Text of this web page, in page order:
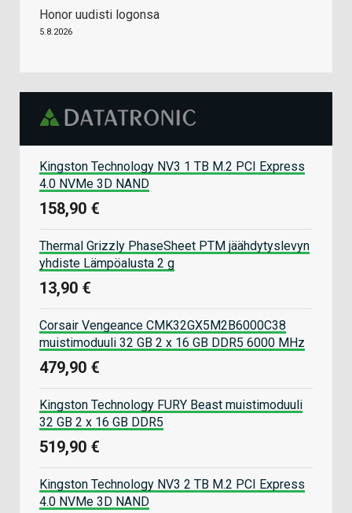
Honor uudisti logonsa
5.8.2026
Kingston Technology NV3 1 TB M.2 PCI Express
4.0 NVMe 3D NAND
158,90 €
Thermal Grizzly PhaseSheet PTM jäähdytyslevyn
yhdiste Lämpöalusta 2 g
13,90 €
Corsair Vengeance CMK32GX5M2B6000C38
muistimoduuli 32 GB 2 x 16 GB DDR5 6000 MHz
479,90 €
Kingston Technology FURY Beast muistimoduuli
32 GB 2 x 16 GB DDR5
519,90 €
Kingston Technology NV3 2 TB M.2 PCI Express
4.0 NVMe 3D NAND